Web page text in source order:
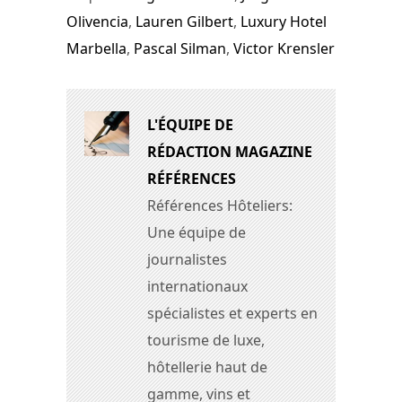
Olivencia, Lauren Gilbert, Luxury Hotel
Marbella, Pascal Silman, Victor Krensler
L'ÉQUIPE DE
RÉDACTION MAGAZINE
RÉFÉRENCES
Références Hôteliers:
Une équipe de
journalistes
internationaux
spécialistes et experts en
tourisme de luxe,
hôtellerie haut de
gamme, vins et